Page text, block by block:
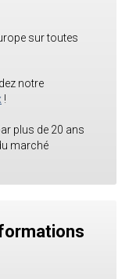
sur toutes
notre
!
plus de 20 ans
marché